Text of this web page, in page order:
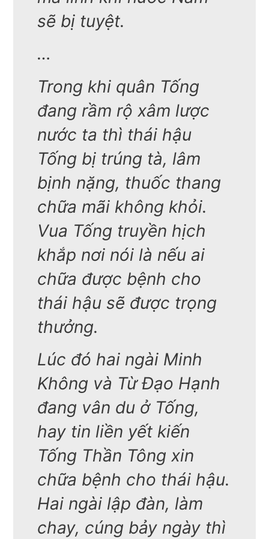
sẽ bị tuyệt.
…
Trong khi quân Tống
đang rầm rộ xâm lược
nước ta thì thái hậu
Tống bị trúng tà, lâm
bịnh nặng, thuốc thang
chữa mãi không khỏi.
Vua Tống truyền hịch
khắp nơi nói là nếu ai
chữa được bệnh cho
thái hậu sẽ được trọng
thưởng.
Lúc đó hai ngài Minh
Không và Từ Đạo Hạnh
đang vân du ở Tống,
hay tin liền yết kiến
Tống Thần Tông xin
chữa bệnh cho thái hậu.
Hai ngài lập đàn, làm
chay, cúng bảy ngày thì